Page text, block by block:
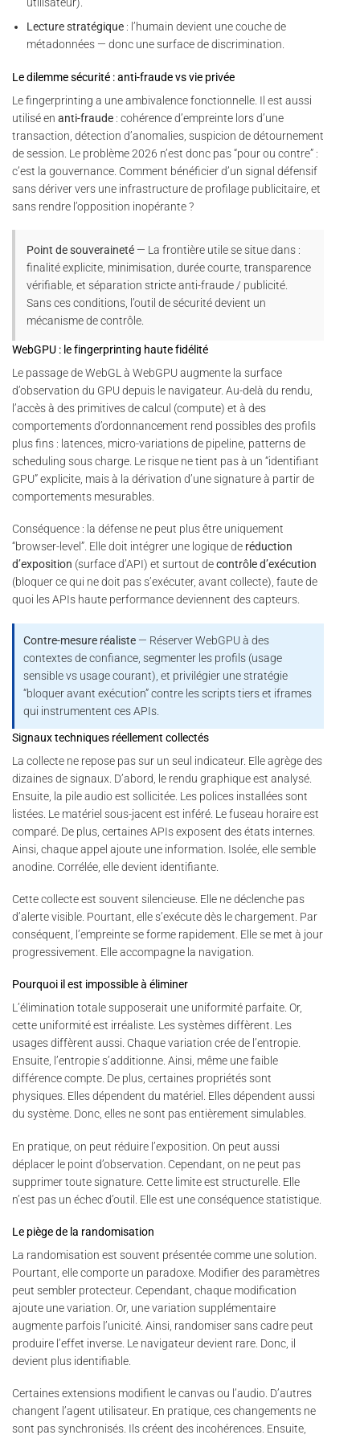
Lecture stratégique : l’humain devient une couche de
métadonnées — donc une surface de discrimination.
Le dilemme sécurité : anti-fraude vs vie privée
Le fingerprinting a une ambivalence fonctionnelle. Il est aussi
utilisé en anti-fraude : cohérence d’empreinte lors d’une
transaction, détection d’anomalies, suspicion de détournement
de session. Le problème 2026 n’est donc pas “pour ou contre” :
c’est la gouvernance. Comment bénéficier d’un signal défensif
sans dériver vers une infrastructure de profilage publicitaire, et
sans rendre l’opposition inopérante ?
Point de souveraineté — La frontière utile se situe dans :
finalité explicite, minimisation, durée courte, transparence
vérifiable, et séparation stricte anti-fraude / publicité.
Sans ces conditions, l’outil de sécurité devient un
mécanisme de contrôle.
WebGPU : le fingerprinting haute fidélité
Le passage de WebGL à WebGPU augmente la surface
d’observation du GPU depuis le navigateur. Au-delà du rendu,
l’accès à des primitives de calcul (compute) et à des
comportements d’ordonnancement rend possibles des profils
plus fins : latences, micro-variations de pipeline, patterns de
scheduling sous charge. Le risque ne tient pas à un “identifiant
GPU” explicite, mais à la dérivation d’une signature à partir de
comportements mesurables.
Conséquence : la défense ne peut plus être uniquement
“browser-level”. Elle doit intégrer une logique de réduction
d’exposition (surface d’API) et surtout decontrôle d’exécution
(bloquer ce qui ne doit pas s’exécuter, avant collecte), faute de
quoi les APIs haute performance deviennent des capteurs.
Contre-mesure réaliste— Réserver WebGPU à des
contextes de confiance, segmenter les profils (usage
sensible vs usage courant), et privilégier une stratégie
“bloquer avant exécution” contre les scripts tiers et iframes
qui instrumentent ces APIs.
Signaux techniques réellement collectés
La collecte ne repose pas sur un seul indicateur. Elle agrège des
dizaines de signaux. D’abord, le rendu graphique est analysé.
Ensuite, la pile audio est sollicitée. Les polices installées sont
listées. Le matériel sous-jacent est inféré. Le fuseau horaire est
comparé. De plus, certaines APIs exposent des états internes.
Ainsi, chaque appel ajoute une information. Isolée, elle semble
anodine. Corrélée, elle devient identifiante.
Cette collecte est souvent silencieuse. Elle ne déclenche pas
d’alerte visible. Pourtant, elle s’exécute dès le chargement. Par
conséquent, l’empreinte se forme rapidement. Elle se met à jour
progressivement. Elle accompagne la navigation.
Pourquoi il est impossible à éliminer
L’élimination totale supposerait une uniformité parfaite. Or,
cette uniformité est irréaliste. Les systèmes diffèrent. Les
usages diffèrent aussi. Chaque variation crée de l’entropie.
Ensuite, l’entropie s’additionne. Ainsi, même une faible
différence compte. De plus, certaines propriétés sont
physiques. Elles dépendent du matériel. Elles dépendent aussi
du système. Donc, elles ne sont pas entièrement simulables.
En pratique, on peut réduire l’exposition. On peut aussi
déplacer le point d’observation. Cependant, on ne peut pas
supprimer toute signature. Cette limite est structurelle. Elle
n’est pas un échec d’outil. Elle est une conséquence statistique.
Le piège de la randomisation
La randomisation est souvent présentée comme une solution.
Pourtant, elle comporte un paradoxe. Modifier des paramètres
peut sembler protecteur. Cependant, chaque modification
ajoute une variation. Or, une variation supplémentaire
augmente parfois l’unicité. Ainsi, randomiser sans cadre peut
produire l’effet inverse. Le navigateur devient rare. Donc, il
devient plus identifiable.
Certaines extensions modifient le canvas ou l’audio. D’autres
changent l’agent utilisateur. En pratique, ces changements ne
sont pas synchronisés. Ils créent des incohérences. Ensuite,